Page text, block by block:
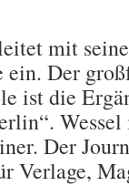
mit
ein. Der
ist die
Der
Verlage,